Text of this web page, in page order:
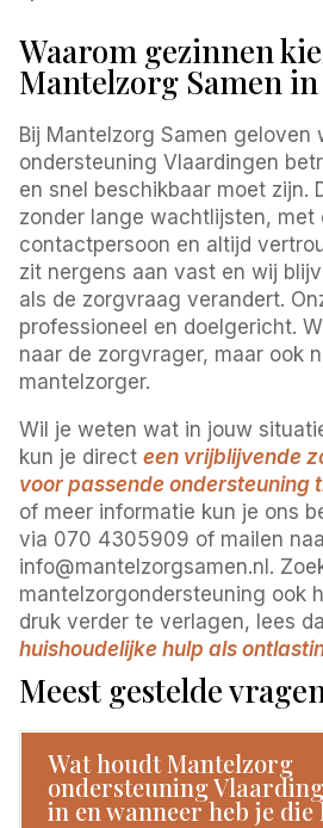
Waarom gezinnen
Mantelzorg Samen
Bij Mantelzorg Samen geloven
ondersteuning Vlaardingen
en snel beschikbaar moet zijn.
zonder lange wachtlijsten, met
contactpersoon en altijd
zit nergens aan vast en wij
als de zorgvraag verandert.
professioneel en doelgericht.
naar de zorgvrager, maar ook
mantelzorger.
Wil je weten wat in jouw
kun je directeen vrijblijvende
voor passende ondersteuning
of meer informatie kun je ons
via 070 4305909 of mailen
info@mantelzorgsamen.nl.
mantelzorgondersteuning ook
druk verder te verlagen, lees
huishoudelijke hulp als
Meest gestelde
Wat houdt Mantelzorg
ondersteuning
in en wanneer heb je